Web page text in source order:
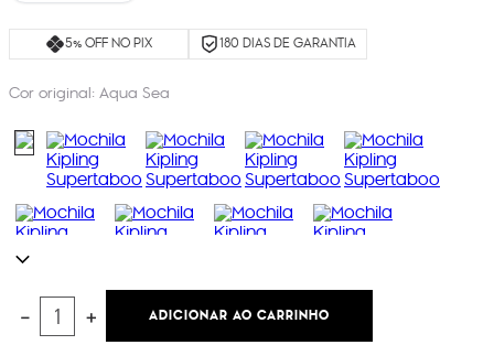
5% OFF NO PIX 180 DIAS DE GARANTIA
Cor original: Aqua Sea
＋
－ ADICIONAR AO CARRINHO